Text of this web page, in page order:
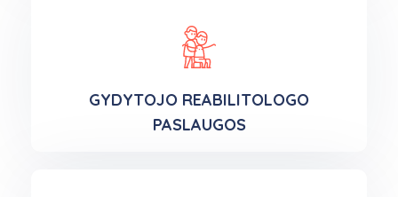
GYDYTOJO REABILITOLOGO
PASLAUGOS